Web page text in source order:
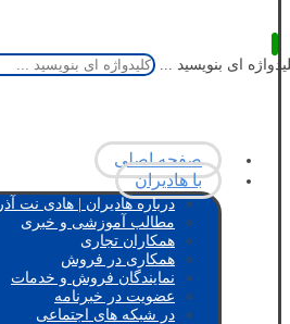
ای بنویسید ...
صفحه اصلی
با هادیران
درباره هادیران | هادی نت آذر
مطالب آموزشی و خبری
همکاران تجاری
همکاری در فروش
نمایندگان فروش و خدمات
عضویت در خبرنامه
در شبکه های اجتماعی